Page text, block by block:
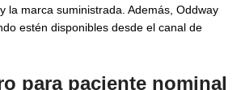
la marca suministrada. Además, Oddway
estén disponibles desde el canal de
para paciente nominal